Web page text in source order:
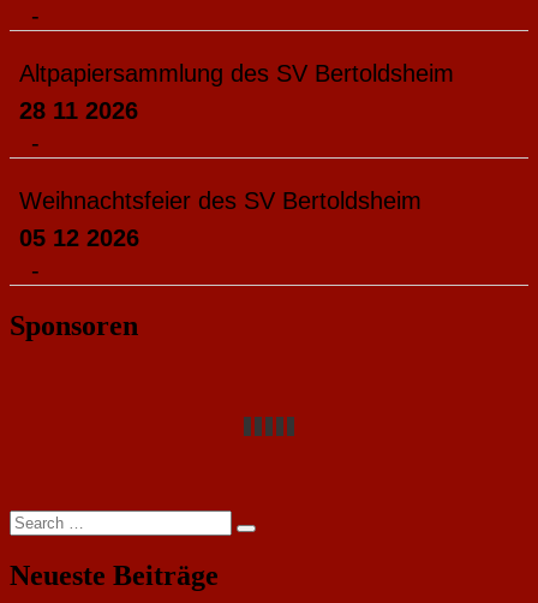
-
Altpapiersammlung des SV Bertoldsheim
28 11 2026
-
Weihnachtsfeier des SV Bertoldsheim
05 12 2026
-
Sponsoren
Search
for:
Search
Neueste Beiträge